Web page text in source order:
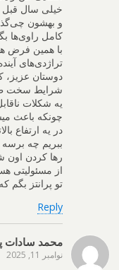
خیلی سال قبل
و بهشون
کامل راوی‌ها
با همین فرض
تراژدی‌های
دوستان عزیز،
شرایط سخت
یه شکلات
چونکه باعث
در یه ارتفاع
ببریم چه
رها کردن
از مسئولیتی
تو پرانتز بگم
Reply
محمد سادات
نوامبر 11, 2025